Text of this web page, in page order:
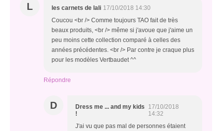
L les carnets de lali 17/10/2018 14:30
Coucou <br /> Comme toujours TAO fait de très
beaux produits, <br /> même si j'avoue que j'aime un
peu moins cette collection comparé à celles des
années précédentes. <br /> Par contre je craque plus
pour les modèles Vertbaudet ^^
Répondre
D
Dress me ... and my kids
!
17/10/2018
14:32
J'ai vu que pas mal de personnes étaient